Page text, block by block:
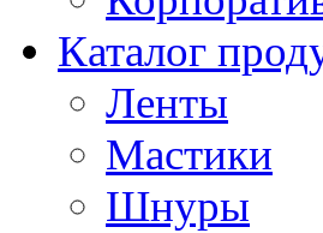
Каталог
Ленты
Мастики
Шнуры